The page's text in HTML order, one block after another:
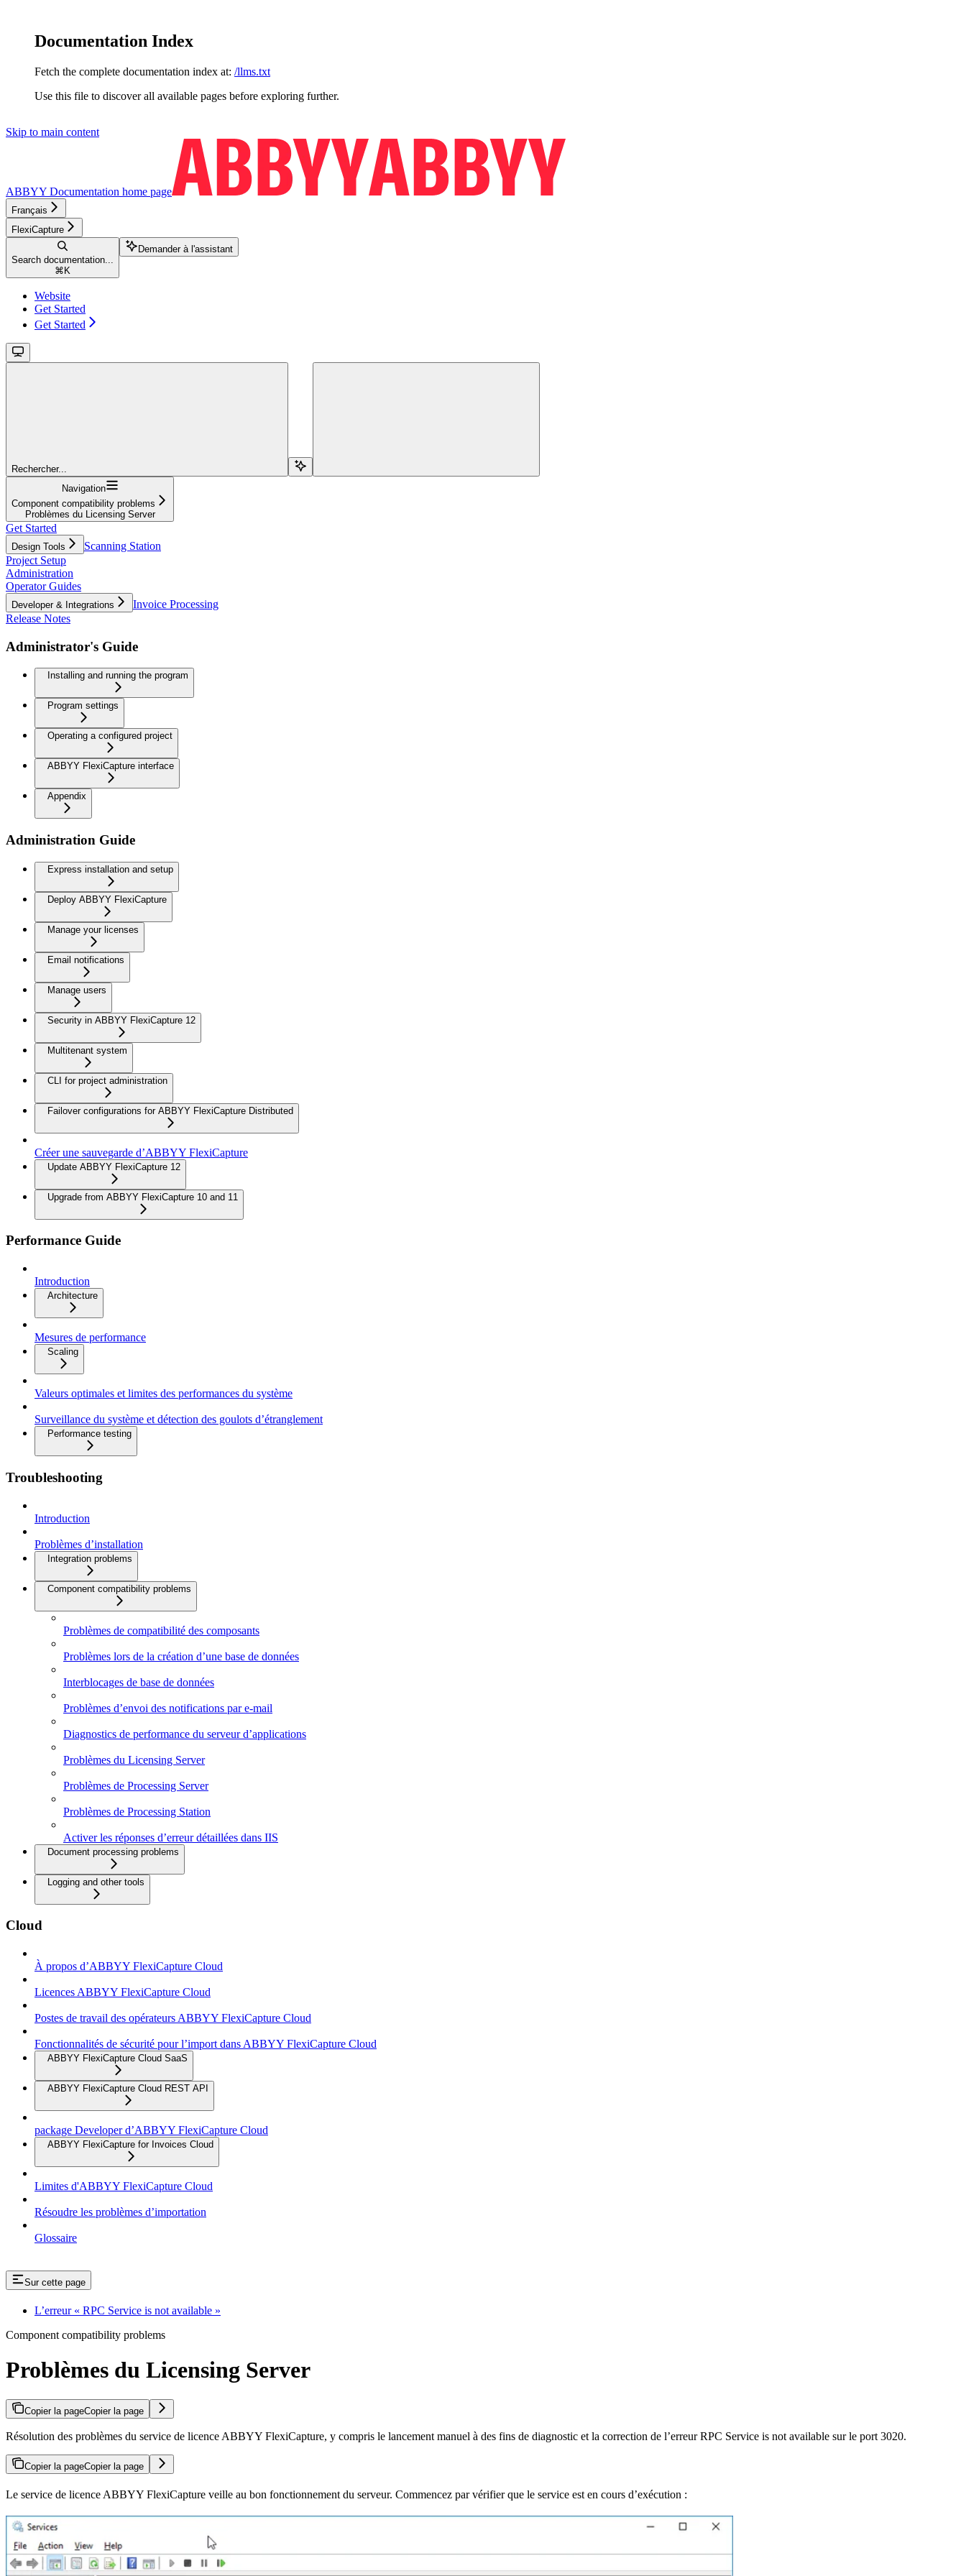
Documentation Index
Fetch the complete documentation index at: /llms.txt
Use this file to discover all available pages before exploring further.
Skip to main content
ABBYY Documentation home page
Français
FlexiCapture
Search documentation...
⌘ K
Demander à l'assistant
Website
Get Started
Get Started
Rechercher...
Navigation
Component compatibility problems
Problèmes du Licensing Server
Get Started
Design Tools
Scanning Station
Project Setup
Administration
Operator Guides
Developer & Integrations
Invoice Processing
Release Notes
Administrator's Guide
Installing and running the program
Program settings
Operating a configured project
ABBYY FlexiCapture interface
Appendix
Administration Guide
Express installation and setup
Deploy ABBYY FlexiCapture
Manage your licenses
Email notifications
Manage users
Security in ABBYY FlexiCapture 12
Multitenant system
CLI for project administration
Failover configurations for ABBYY FlexiCapture Distributed
Créer une sauvegarde d’ABBYY FlexiCapture
Update ABBYY FlexiCapture 12
Upgrade from ABBYY FlexiCapture 10 and 11
Performance Guide
Introduction
Architecture
Mesures de performance
Scaling
Valeurs optimales et limites des performances du système
Surveillance du système et détection des goulots d’étranglement
Performance testing
Troubleshooting
Introduction
Problèmes d’installation
Integration problems
Component compatibility problems
Problèmes de compatibilité des composants
Problèmes lors de la création d’une base de données
Interblocages de base de données
Problèmes d’envoi des notifications par e-mail
Diagnostics de performance du serveur d’applications
Problèmes du Licensing Server
Problèmes de Processing Server
Problèmes de Processing Station
Activer les réponses d’erreur détaillées dans IIS
Document processing problems
Logging and other tools
Cloud
À propos d’ABBYY FlexiCapture Cloud
Licences ABBYY FlexiCapture Cloud
Postes de travail des opérateurs ABBYY FlexiCapture Cloud
Fonctionnalités de sécurité pour l’import dans ABBYY FlexiCapture Cloud
ABBYY FlexiCapture Cloud SaaS
ABBYY FlexiCapture Cloud REST API
package Developer d’ABBYY FlexiCapture Cloud
ABBYY FlexiCapture for Invoices Cloud
Limites d'ABBYY FlexiCapture Cloud
Résoudre les problèmes d’importation
Glossaire
Sur cette page
L’erreur « RPC Service is not available »
Component compatibility problems
Problèmes du Licensing Server
Copier la pageCopier la page
Résolution des problèmes du service de licence ABBYY FlexiCapture, y compris le lancement manuel à des fins de diagnostic et la correction de l’erreur RPC Service is not available sur le port 3020.
Copier la pageCopier la page
Le service de licence ABBYY FlexiCapture veille au bon fonctionnement du serveur. Commencez par vérifier que le service est en cours d’exécution :